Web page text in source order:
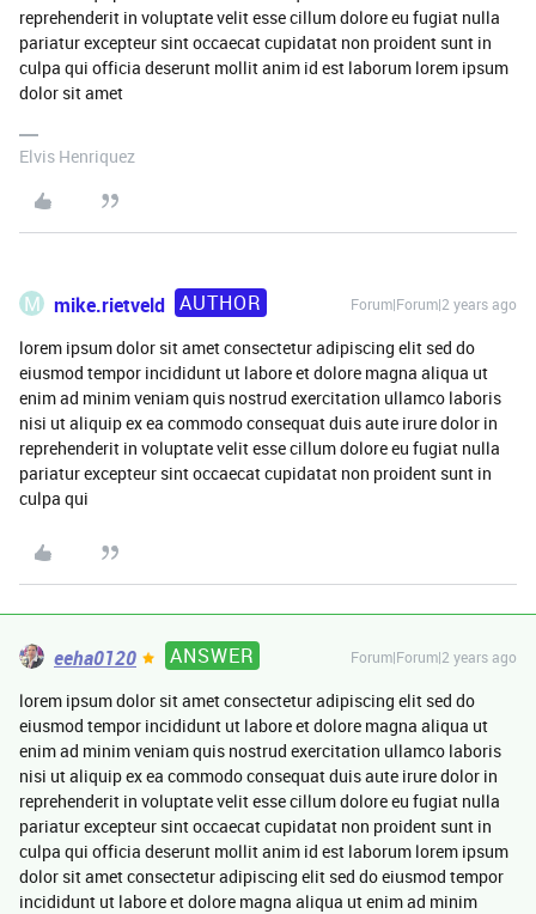
reprehenderit in voluptate velit esse cillum dolore eu fugiat nulla
pariatur excepteur sint occaecat cupidatat non proident sunt in
culpa qui officia deserunt mollit anim id est laborum lorem ipsum
dolor sit amet
Elvis Henriquez
M mike.rietveld AUTHOR Forum|Forum|2 years ago
lorem ipsum dolor sit amet consectetur adipiscing elit sed do
eiusmod tempor incididunt ut labore et dolore magna aliqua ut
enim ad minim veniam quis nostrud exercitation ullamco laboris
nisi ut aliquip ex ea commodo consequat duis aute irure dolor in
reprehenderit in voluptate velit esse cillum dolore eu fugiat nulla
pariatur excepteur sint occaecat cupidatat non proident sunt in
culpa qui
eeha0120 ANSWER Forum|Forum|2 years ago
lorem ipsum dolor sit amet consectetur adipiscing elit sed do
eiusmod tempor incididunt ut labore et dolore magna aliqua ut
enim ad minim veniam quis nostrud exercitation ullamco laboris
nisi ut aliquip ex ea commodo consequat duis aute irure dolor in
reprehenderit in voluptate velit esse cillum dolore eu fugiat nulla
pariatur excepteur sint occaecat cupidatat non proident sunt in
culpa qui officia deserunt mollit anim id est laborum lorem ipsum
dolor sit amet consectetur adipiscing elit sed do eiusmod tempor
incididunt ut labore et dolore magna aliqua ut enim ad minim